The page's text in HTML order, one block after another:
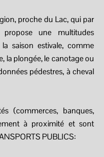
proche du Lac, qui par
une multitudes
saison estivale, comme
la plongée, le canotage ou
pédestres, à cheval
(commerces, banques,
à proximité et sont
PUBLICS: